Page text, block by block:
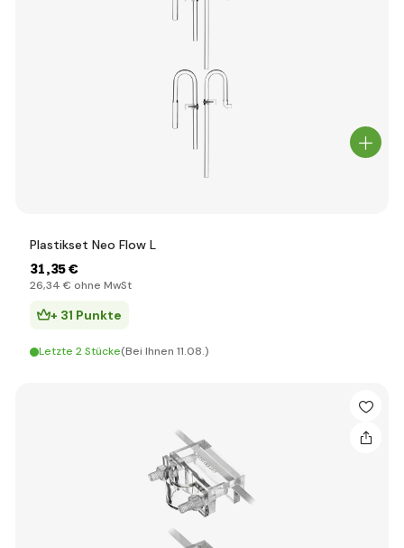
Plastikset Neo Flow L
31,35 €
26,34 € ohne MwSt
+ 31 Punkte
Letzte 2 Stücke(Bei Ihnen 11.08.)